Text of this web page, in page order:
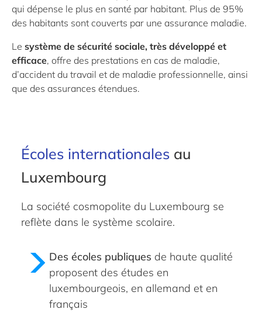
qui dépense le plus en santé par habitant. Plus de 95%
des habitants sont couverts par une assurance maladie.
Le système de sécurité sociale, très développé et
efficace, offre des prestations en cas de maladie,
d’accident du travail et de maladie professionnelle, ainsi
que des assurances étendues.
Écoles internationales au
Luxembourg
La société cosmopolite du Luxembourg se
reflète dans le système scolaire.
Des écoles publiques de haute qualité
proposent des études en
luxembourgeois, en allemand et en
français